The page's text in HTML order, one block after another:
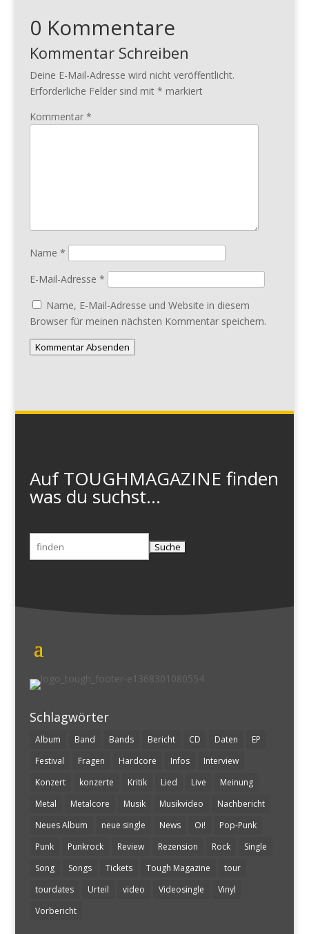
0 Kommentare
Kommentar Schreiben
Deine E-Mail-Adresse wird nicht veröffentlicht.
Erforderliche Felder sind mit * markiert
Kommentar *
Name *
E-Mail-Adresse *
Name, E-Mail-Adresse und Website in diesem
Browser für meinen nächsten Kommentar speichern.
Kommentar Absenden
Auf TOUGHMAGAZINE finden
was du suchst...
Suchen
nach:
Schlagwörter
Album Band Bands Bericht CD Daten
EP
Festival
Fragen Hardcore Infos
Interview
Konzert
konzerte Kritik Lied Live
Meinung
Metal
Metalcore Musik Musikvideo
Nachbericht
Neues Album
neue single News Oi!
Pop-Punk
Punk
Punkrock Review Rezension Rock
Single
Song
Songs Tickets Tough Magazine
tour
tourdates
Urteil video Videosingle
Vinyl
Vorbericht